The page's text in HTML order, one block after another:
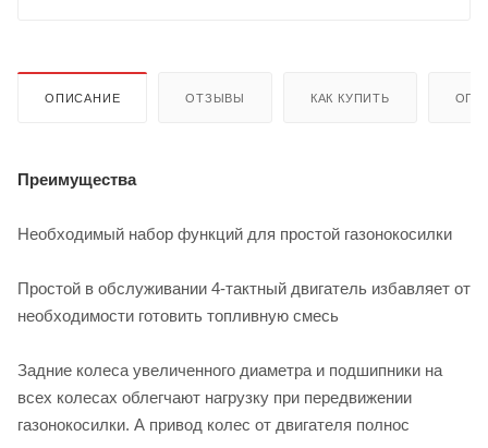
ОПИСАНИЕ ОТЗЫВЫ КАК КУПИТЬ
Преимущества
Необходимый набор функций для простой газонокосилки
Простой в обслуживании 4-тактный двигатель избавляет от
необходимости готовить топливную смесь
Задние колеса увеличенного диаметра и подшипники на
всех колесах облегчают нагрузку при передвижении
газонокосилки. А привод колес от двигателя полнос